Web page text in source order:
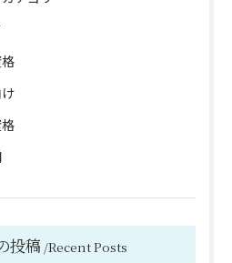
投稿 Recent Posts
問い合わせください
問い合わせください